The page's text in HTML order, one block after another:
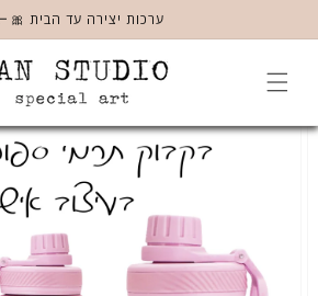
ערכות יצירה עד הבית 🎀